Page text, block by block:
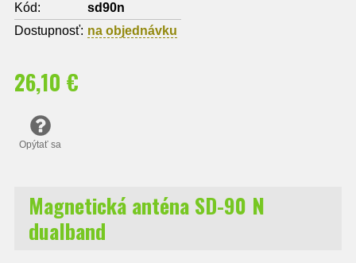
Kód:
sd90n
Dostupnosť: na objednávku
26,10 €
Opýtať sa
Magnetická anténa SD-90 N
dualband